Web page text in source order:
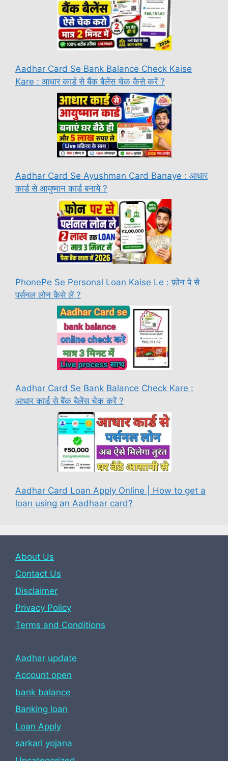
Aadhar Card Se Bank Balance Check Kaise
Kare : आधार कार्ड से बैंक बैलेंस चेक कैसे करें ?
Aadhar Card Se Ayushman Card Banaye : आधार
कार्ड से आयुष्मान कार्ड बनाये ?
PhonePe Se Personal Loan Kaise Le : फ़ोन पे से
पर्सनल लोन कैसे लें ?
Aadhar Card Se Bank Balance Check Kare :
आधार कार्ड से बैंक बैलेंस चेक करें ?
Aadhar Card Loan Apply Online | How to get a
loan using an Aadhaar card?
About Us
Contact Us
Disclaimer
Privacy Policy
Terms and Conditions
Aadhar update
Account open
bank balance
Banking loan
Loan Apply
sarkari yojana